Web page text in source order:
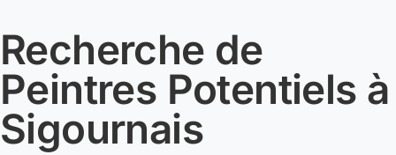
Recherche de
Peintres Potentiels à
Sigournais